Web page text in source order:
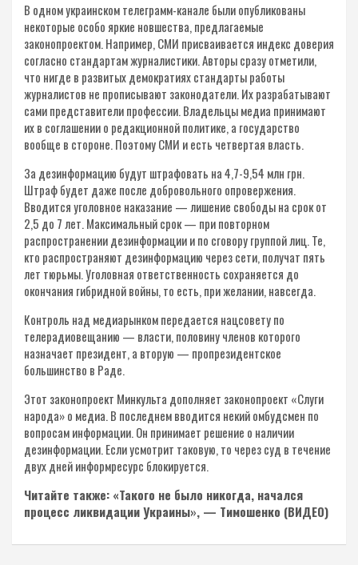
В одном украинском телеграмм-канале были опубликованы
некоторые особо яркие новшества, предлагаемые
законопроектом. Например, СМИ присваивается индекс доверия
согласно стандартам журналистики. Авторы сразу отметили,
что нигде в развитых демократиях стандарты работы
журналистов не прописывают законодатели. Их разрабатывают
сами представители профессии. Владельцы медиа принимают
их в соглашении о редакционной политике, а государство
вообще в стороне. Поэтому СМИ и есть четвертая власть.
За дезинформацию будут штрафовать на 4,7-9,54 млн грн.
Штраф будет даже после добровольного опровержения.
Вводится уголовное наказание — лишение свободы на срок от
2,5 до 7 лет. Максимальный срок — при повторном
распространении дезинформации и по сговору группой лиц. Те,
кто распространяют дезинформацию через сети, получат пять
лет тюрьмы. Уголовная ответственность сохраняется до
окончания гибридной войны, то есть, при желании, навсегда.
Контроль над медиарынком передается нацсовету по
телерадиовещанию — власти, половину членов которого
назначает президент, а вторую — пропрезидентское
большинство в Раде.
Этот законопроект Минкульта дополняет законопроект «Слуги
народа» о медиа. В последнем вводится некий омбудсмен по
вопросам информации. Он принимает решение о наличии
дезинформации. Если усмотрит таковую, то через суд в течение
двух дней информресурс блокируется.
Читайте также: «Такого не было никогда, начался
процесс ликвидации Украины», — Тимошенко (ВИДЕО)